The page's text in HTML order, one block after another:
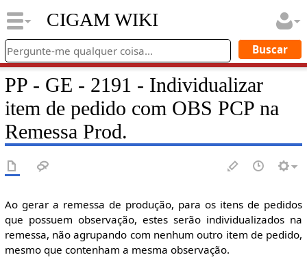
CIGAM WIKI
PP - GE - 2191 - Individualizar
item de pedido com OBS PCP na
Remessa Prod.
Ao gerar a remessa de produção, para os itens de pedidos
que possuem observação, estes serão individualizados na
remessa, não agrupando com nenhum outro item de pedido,
mesmo que contenham a mesma observação.